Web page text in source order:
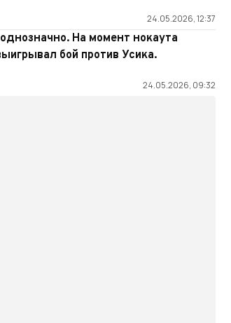
24.05.2026, 12:37
На момент нокаута
бой против Усика.
24.05.2026, 09:32